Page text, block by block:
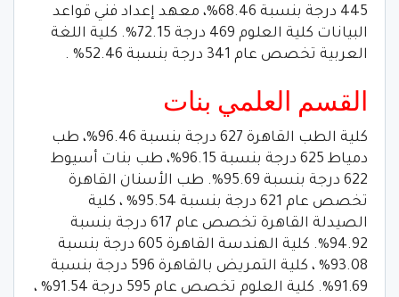
445 درجة بنسبة 68.46%، معهد إعداد فني قواعد
البيانات كلية العلوم 469 درجة 72.15%. كلية اللغة
العربية تخصص عام 341 درجة بنسبة 52.46% .
القسم العلمي بنات
كلية الطب القاهرة 627 درجة بنسبة 96.46%، طب
دمياط 625 درجة بنسبة 96.15%، طب بنات أسيوط
622 درجة بنسبة 95.69%. طب الأسنان القاهرة
تخصص عام 621 درجة بنسبة 95.54% ، كلية
الصيدلة القاهرة تخصص عام 617 درجة بنسبة
94.92%. كلية الهندسة القاهرة 605 درجة بنسبة
93.08% ، كلية التمريض بالقاهرة 596 درجة بنسبة
91.69%. كلية العلوم تخصص عام 595 درجة 91.54% ،